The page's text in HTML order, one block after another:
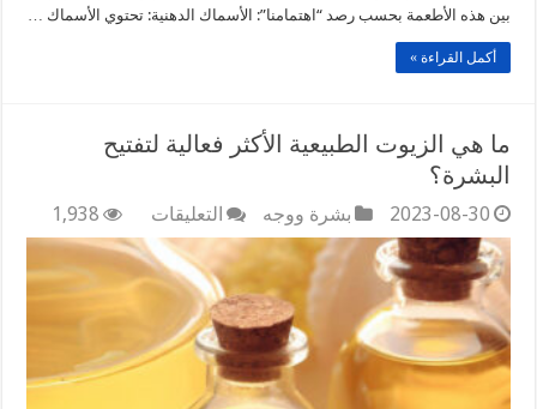
بين هذه الأطعمة بحسب رصد “اهتمامنا”: الأسماك الدهنية: تحتوي الأسماك …
أكمل القراءة »
ما هي الزيوت الطبيعية الأكثر فعالية لتفتيح
البشرة؟
2023-08-30 بشرة ووجه التعليقات على
ما
هي
الزيوت
فعالية
لتفتيح
1,938